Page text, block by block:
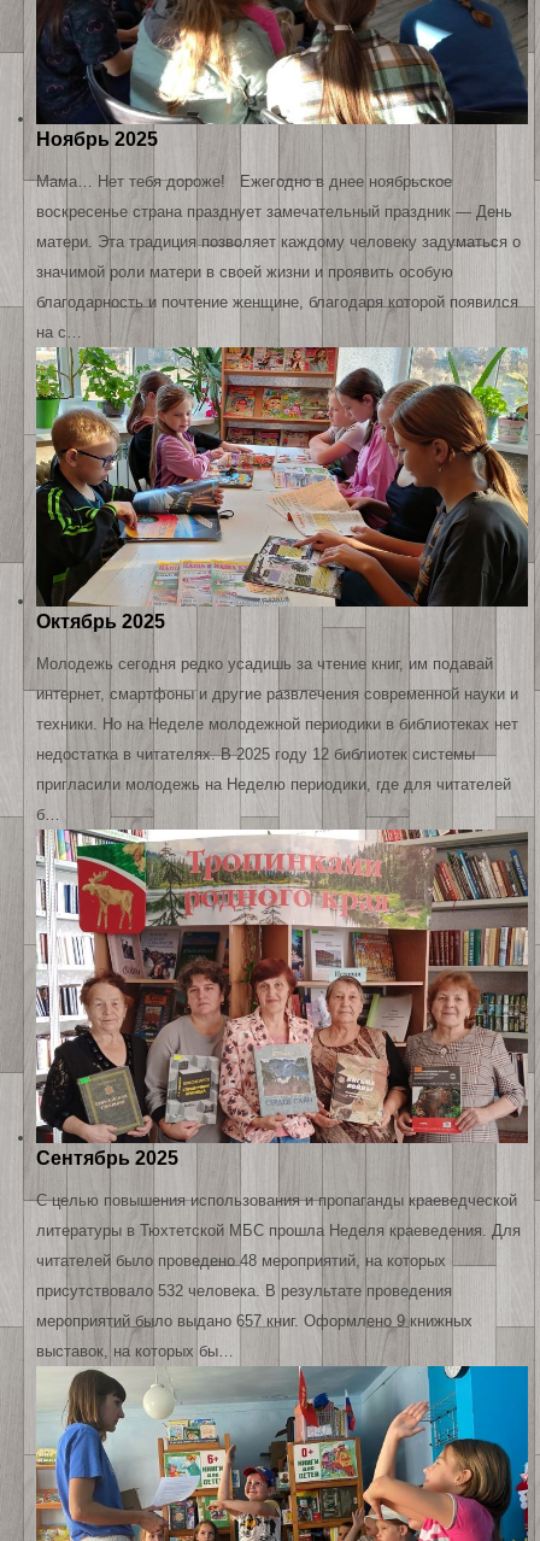
Ноябрь 2025
Мама… Нет тебя дороже! Ежегодно в днее ноябрьское
воскресенье страна празднует замечательный праздник — День
матери. Эта традиция позволяет каждому человеку задуматься о
значимой роли матери в своей жизни и проявить особую
благодарность и почтение женщине, благодаря которой появился
на с…
Октябрь 2025
Молодежь сегодня редко усадишь за чтение книг, им подавай
интернет, смартфоны и другие развлечения современной науки и
техники. Но на Неделе молодежной периодики в библиотеках нет
недостатка в читателях. В 2025 году 12 библиотек системы
пригласили молодежь на Неделю периодики, где для читателей
б…
Сентябрь 2025
С целью повышения использования и пропаганды краеведческой
литературы в Тюхтетской МБС прошла Неделя краеведения. Для
читателей было проведено 48 мероприятий, на которых
присутствовало 532 человека. В результате проведения
мероприятий было выдано 657 книг. Оформлено 9 книжных
выставок, на которых бы…